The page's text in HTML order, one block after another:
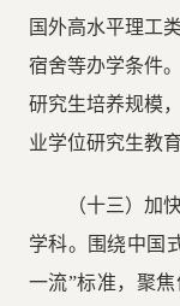
国外高水平理工
宿舍等办学条件
研究生培养规模
业学位研究生教育
（十三）加
学科。围绕中国
一流”标准，聚焦